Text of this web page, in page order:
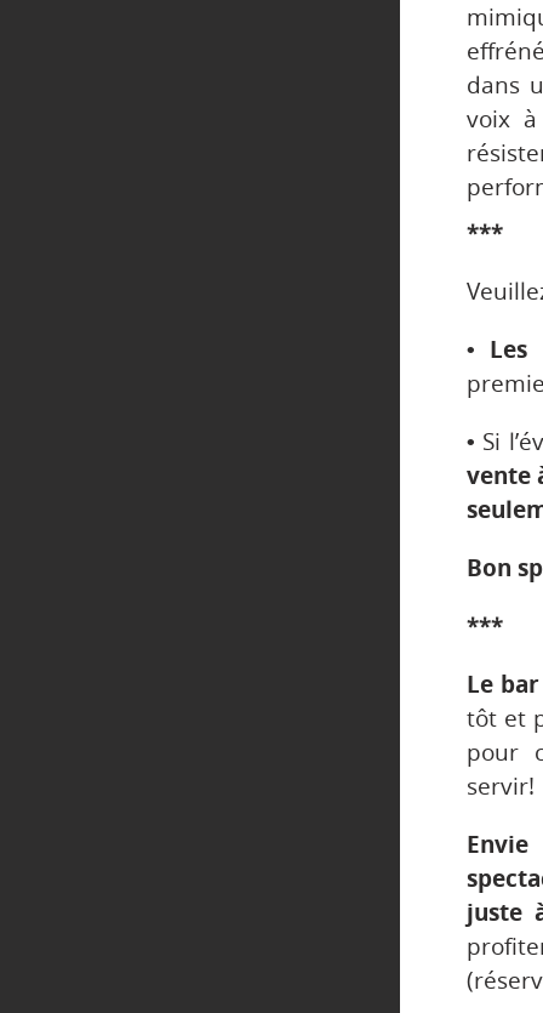
dans
voix
***
• Les
• Si
vente
Bon
***
Le
tôt et
pour
servir!
juste